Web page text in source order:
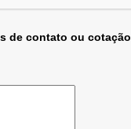
de contato ou cotação